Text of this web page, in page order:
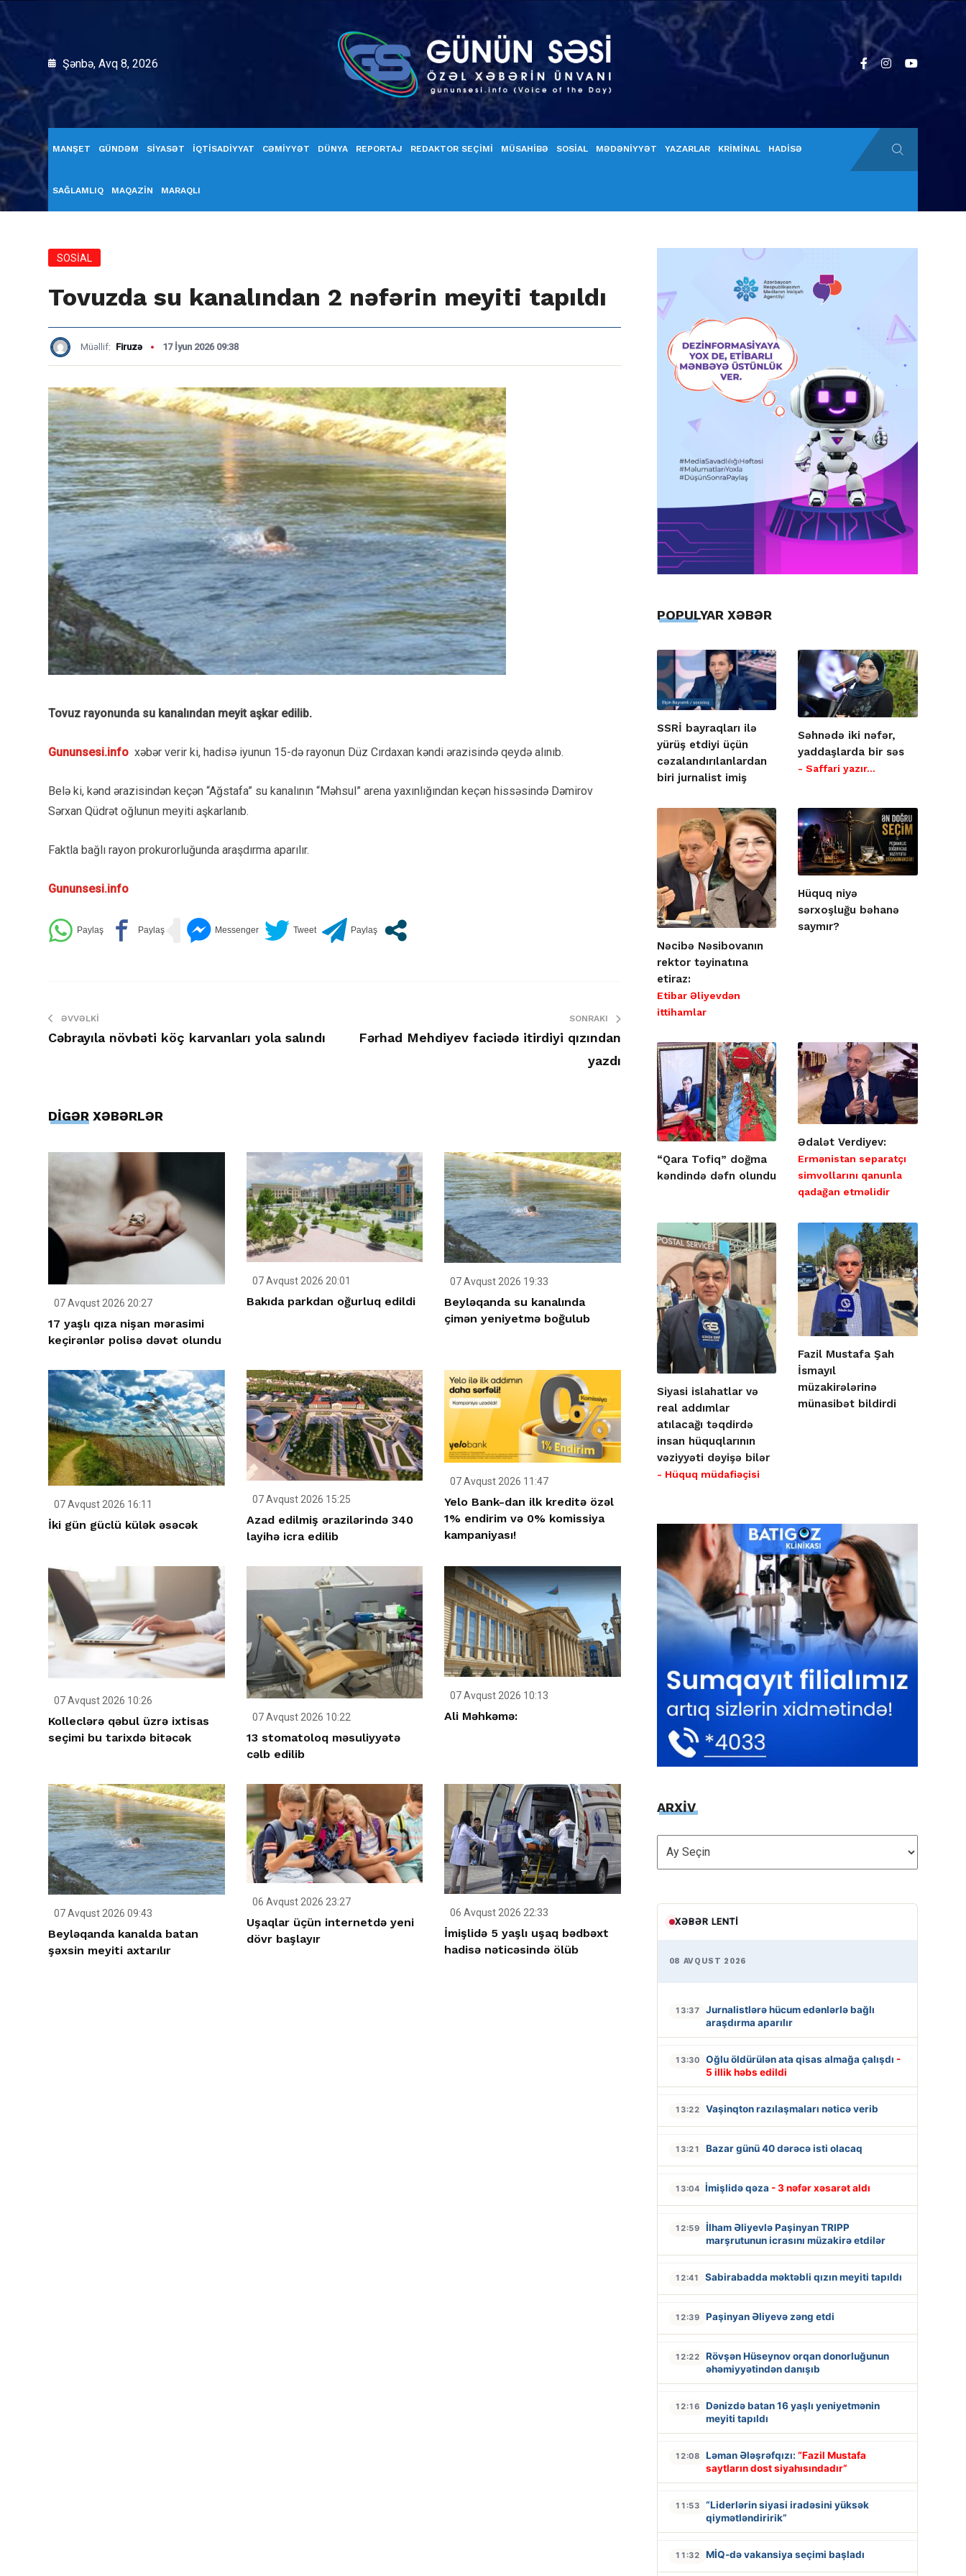
Şənbə, Avq 8, 2026
MANŞET GÜNDƏM SİYASƏT İQTİSADİYYAT CƏMİYYƏT DÜNYA REPORTAJ REDAKTOR SEÇİMİ MÜSAHİBƏ SOSİAL MƏDƏNİYYƏT YAZARLAR KRİMİNAL HADİSƏ
SAĞLAMLIQ MAQAZİN MARAQLI
SOSİAL
Tovuzda su kanalından 2 nəfərin meyiti tapıldı
Müəllif: Firuzə 17 İyun 2026 09:38
Tovuz rayonunda su kanalından meyit aşkar edilib.
Gununsesi.info xəbər verir ki, hadisə iyunun 15-də rayonun Düz Cırdaxan kəndi ərazisində qeydə alınıb.
Belə ki, kənd ərazisindən keçən “Ağstafa” su kanalının “Məhsul” arena yaxınlığından keçən hissəsində Dəmirov
Sərxan Qüdrət oğlunun meyiti aşkarlanıb.
Faktla bağlı rayon prokurorluğunda araşdırma aparılır.
Gununsesi.info
ƏVVƏLKI
Cəbrayıla növbəti köç karvanları yola salındı
SONRAKI
Fərhad Mehdiyev faciədə itirdiyi qızından
yazdı
DİGƏR XƏBƏRLƏR
07 Avqust 2026 20:27
17 yaşlı qıza nişan mərasimi
keçirənlər polisə dəvət olundu
07 Avqust 2026 20:01
Bakıda parkdan oğurluq edildi
07 Avqust 2026 19:33
Beyləqanda su kanalında
çimən yeniyetmə boğulub
07 Avqust 2026 16:11
İki gün güclü külək əsəcək
07 Avqust 2026 15:25
Azad edilmiş ərazilərində 340
layihə icra edilib
07 Avqust 2026 11:47
Yelo Bank-dan ilk kreditə özəl
1% endirim və 0% komissiya
kampaniyası!
07 Avqust 2026 10:26
Kolleclərə qəbul üzrə ixtisas
seçimi bu tarixdə bitəcək
07 Avqust 2026 10:22
13 stomatoloq məsuliyyətə
cəlb edilib
07 Avqust 2026 10:13
Ali Məhkəmə:
07 Avqust 2026 09:43
Beyləqanda kanalda batan
şəxsin meyiti axtarılır
06 Avqust 2026 23:27
Uşaqlar üçün internetdə yeni
dövr başlayır
06 Avqust 2026 22:33
İmişlidə 5 yaşlı uşaq bədbəxt
hadisə nəticəsində ölüb
POPULYAR XƏBƏR
SSRİ bayraqları ilə
yürüş etdiyi üçün
cəzalandırılanlardan
biri jurnalist imiş
Səhnədə iki nəfər,
yaddaşlarda bir səs
- Saffari yazır…
Nəcibə Nəsibovanın
rektor təyinatına
etiraz:
Etibar Əliyevdən
ittihamlar
Hüquq niyə
sərxoşluğu bəhanə
saymır?
“Qara Tofiq” doğma
kəndində dəfn olundu
Ədalət Verdiyev:
Ermənistan separatçı
simvollarını qanunla
qadağan etməlidir
Siyasi islahatlar və
real addımlar
atılacağı təqdirdə
insan hüquqlarının
vəziyyəti dəyişə bilər
- Hüquq müdafiəçisi
Fazil Mustafa Şah
İsmayıl
müzakirələrinə
münasibət bildirdi
ARXİV
ARXİV
XƏBƏR LENTI
08 AVQUST 2026
13:37
Jurnalistlərə hücum edənlərlə bağlı
araşdırma aparılır
13:30 Oğlu öldürülən ata qisas almağa çalışdı -
5 illik həbs edildi
13:22 Vaşinqton razılaşmaları nəticə verib
13:21 Bazar günü 40 dərəcə isti olacaq
13:04 İmişlidə qəza - 3 nəfər xəsarət aldı
12:59
İlham Əliyevlə Paşinyan TRIPP
marşrutunun icrasını müzakirə etdilər
12:41 Sabirabadda məktəbli qızın meyiti tapıldı
12:39 Paşinyan Əliyevə zəng etdi
12:22
Rövşən Hüseynov orqan donorluğunun
əhəmiyyətindən danışıb
12:16
Dənizdə batan 16 yaşlı yeniyetmənin
meyiti tapıldı
12:08 Ləman Ələşrəfqızı: “Fazil Mustafa
saytların dost siyahısındadır”
11:53
“Liderlərin siyasi iradəsini yüksək
qiymətləndiririk”
11:32 MİQ-də vakansiya seçimi başladı